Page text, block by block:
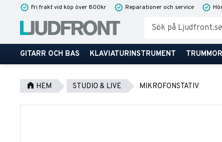
Fri frakt vid köp över 800kr Reparationer och service
GITARR OCH BAS KLAVIATURINSTRUMENT TRUMMOR
HEM STUDIO & LIVE MIKROFONSTATIV